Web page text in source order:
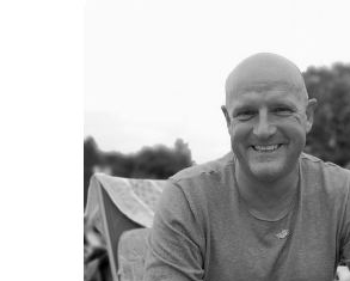
REGIONEN
ORTE
EVENTS